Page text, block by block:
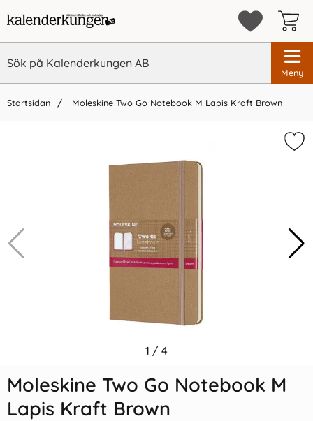
Meny
Startsidan Moleskine Two Go Notebook M Lapis Kraft Brown
55 kr/st 329 kr/st
1 / 4
Moleskine Two Go Notebook M
Lapis Kraft Brown